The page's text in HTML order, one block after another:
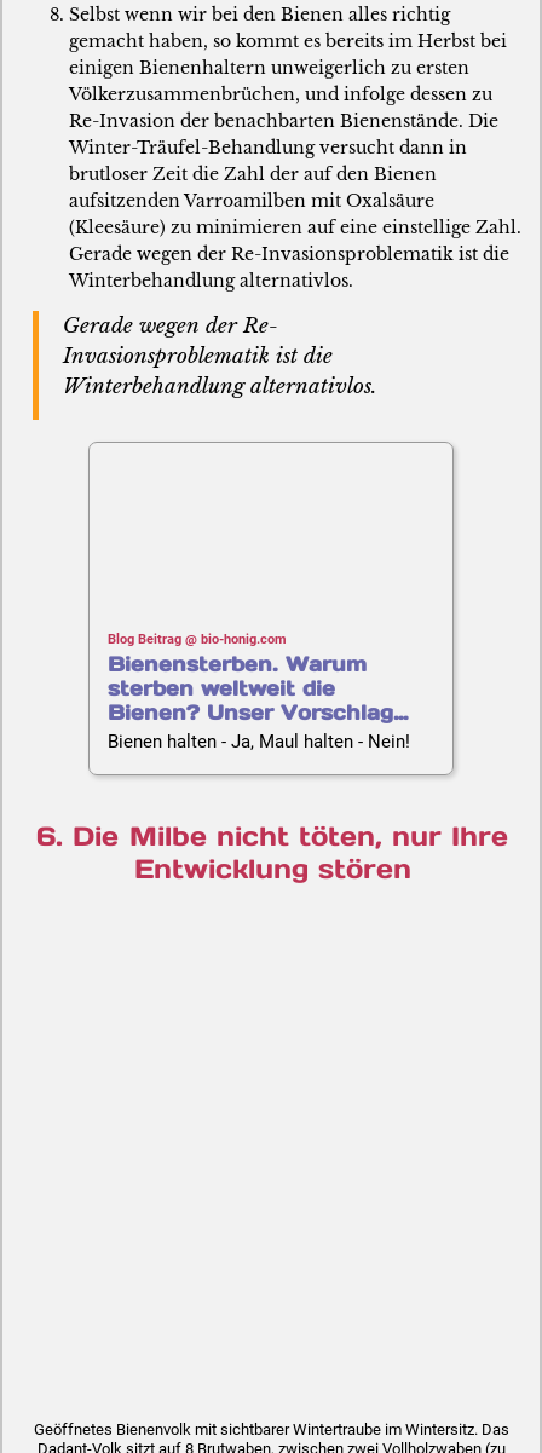
Selbst wenn wir bei den Bienen alles richtig
gemacht haben, so kommt es bereits im Herbst bei
einigen Bienenhaltern unweigerlich zu ersten
Völkerzusammenbrüchen, und infolge dessen zu
Re-Invasion der benachbarten Bienenstände. Die
Winter-Träufel-Behandlung versucht dann in
brutloser Zeit die Zahl der auf den Bienen
aufsitzenden Varroamilben mit Oxalsäure
(Kleesäure) zu minimieren auf eine einstellige Zahl.
Gerade wegen der Re-Invasionsproblematik ist die
Winterbehandlung alternativlos.
Gerade wegen der Re-
Invasionsproblematik ist die
Winterbehandlung alternativlos.
Blog Beitrag @ bio-honig.com
Bienensterben. Warum
sterben weltweit die
Bienen? Unser Vorschlag
für einen Rettungsplan
Bienen halten - Ja, Maul halten - Nein!
6. Die Milbe nicht töten, nur Ihre
Entwicklung stören
Geöffnetes Bienenvolk mit sichtbarer Wintertraube im Wintersitz. Das
Dadant-Volk sitzt auf 8 Brutwaben, zwischen zwei Vollholzwaben (zu